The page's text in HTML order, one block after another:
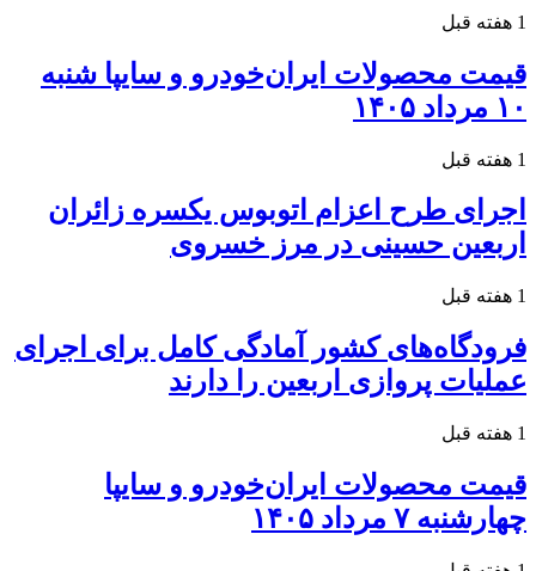
1 هفته قبل
قیمت محصولات ایران‌خودرو و سایپا شنبه
۱۰ مرداد ۱۴۰۵
1 هفته قبل
اجرای طرح اعزام اتوبوس یکسره زائران
اربعین حسینی در مرز خسروی
1 هفته قبل
فرودگاه‌های کشور آمادگی کامل برای اجرای
عملیات پروازی اربعین را دارند
1 هفته قبل
قیمت محصولات ایران‌خودرو و سایپا
چهارشنبه ۷ مرداد ۱۴۰۵